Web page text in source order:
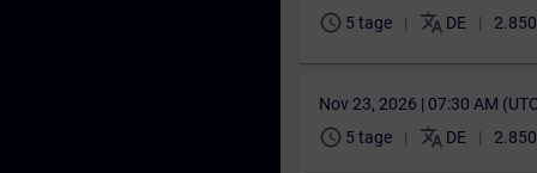
schedule 5 tage translate DE
Nov 23, 2026 | 07:30 AM
schedule 5 tage translate DE